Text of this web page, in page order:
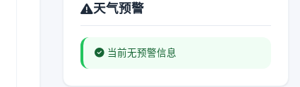
天气预警
当前无预警信息